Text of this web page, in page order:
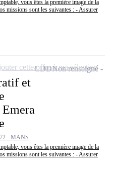
vous êtes la première image de la
missions sont les suivantes : - Assurer
et
72 - MANS
vous êtes la première image de la
missions sont les suivantes : - Assurer
CDDNon renseigné
cette offre à ma sélection